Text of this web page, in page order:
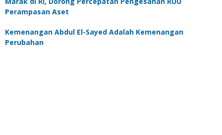
Perampasan Aset
Kemenangan Abdul El-Sayed Adalah Kemenangan
Perubahan